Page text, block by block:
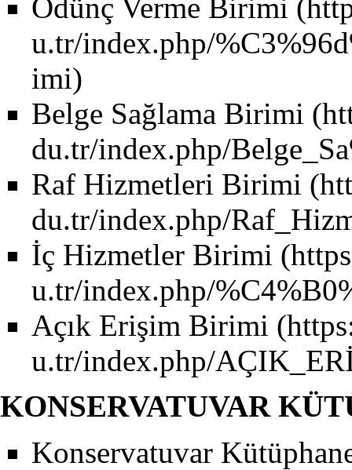
Ödünç Verme Birimi
Belge Sağlama Birimi
Raf Hizmetleri Birimi
İç Hizmetler Birimi
Açık Erişim Birimi
KONSERVATUVAR
Konservatuvar